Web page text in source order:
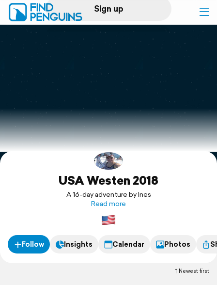
Sign up
Log in
Print a book
Flyover video
Explore
SupportUSA Westen 2018
A 16-day adventure by Ines
Read more
Follow Insights Calendar Photos
Newest first